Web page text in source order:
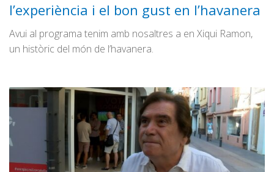
l’experiència i el bon gust en l’havanera
Avui al programa tenim amb nosaltres a en Xiqui Ramon,
un històric del món de l’havanera.